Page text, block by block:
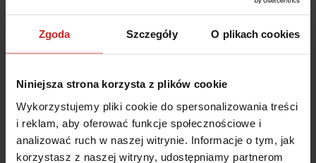
Zgoda Szczegóły O plikach cookies
Niniejsza strona korzysta z plików cookie
Wykorzystujemy pliki cookie do spersonalizowania treści
i reklam, aby oferować funkcje społecznościowe i
analizować ruch w naszej witrynie. Informacje o tym, jak
korzystasz z naszej witryny, udostępniamy partnerom